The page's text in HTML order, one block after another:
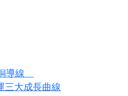
導線
三大成長曲線